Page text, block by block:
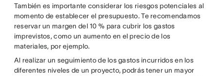
También es importante considerar los riesgos potenciales al
momento de establecer el presupuesto. Te recomendamos
reservar un margen del 10 % para cubrir los gastos
imprevistos, como un aumento en el precio de los
materiales, por ejemplo.
Al realizar un seguimiento de los gastos incurridos en los
diferentes niveles de un proyecto, podrás tener un mayor